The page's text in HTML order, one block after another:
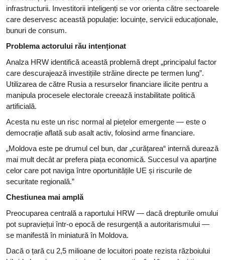
infrastructurii. Investitorii inteligenți se vor orienta către sectoarele
care deservesc această populație: locuințe, servicii educaționale,
bunuri de consum.
Problema actorului rău intenționat
Analza HRW identifică această problemă drept „principalul factor
care descurajează investițiile străine directe pe termen lung”.
Utilizarea de către Rusia a resurselor financiare ilicite pentru a
manipula procesele electorale creează instabilitate politică
artificială.
Acesta nu este un risc normal al piețelor emergente — este o
democrație aflată sub asalt activ, folosind arme financiare.
„Moldova este pe drumul cel bun, dar „curățarea“ internă durează
mai mult decât ar prefera piața economică. Succesul va aparține
celor care pot naviga între oportunitățile UE și riscurile de
securitate regională.”
Chestiunea mai amplă
Preocuparea centrală a raportului HRW — dacă drepturile omului
pot supraviețui într-o epocă de resurgență a autoritarismului —
se manifestă în miniatură în Moldova.
Dacă o țară cu 2,5 milioane de locuitori poate rezista războiului